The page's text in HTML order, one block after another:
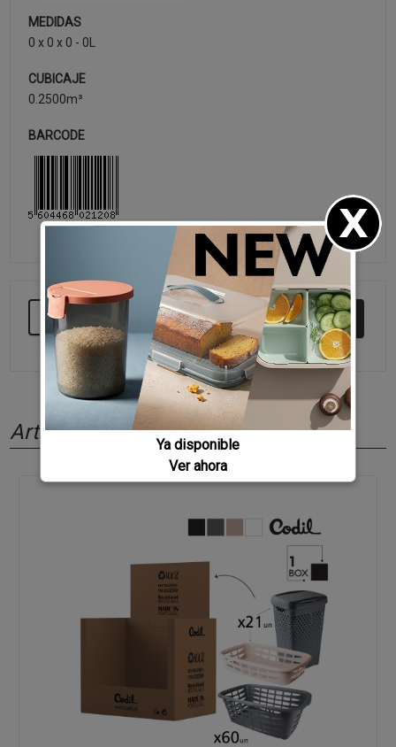
MEDIDAS
0 x 0 x 0 - 0L
CUBICAJE
0.2500m³
BARCODE
SEGUIR COMPRANDO
Artículos relacionados
Ya disponible
Ver ahora